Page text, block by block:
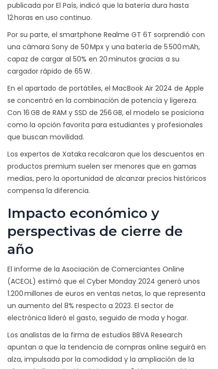
publicada por El País, indicó que la batería dura hasta
12 horas en uso continuo.
Por su parte, el smartphone Realme GT 6T sorprendió con
una cámara Sony de 50 Mpx y una batería de 5 500 mAh,
capaz de cargar al 50% en 20 minutos gracias a su
cargador rápido de 65 W.
En el apartado de portátiles, el MacBook Air 2024 de Apple
se concentró en la combinación de potencia y ligereza.
Con 16 GB de RAM y SSD de 256 GB, el modelo se posiciona
como la opción favorita para estudiantes y profesionales
que buscan movilidad.
Los expertos de Xataka recalcaron que los descuentos en
productos premium suelen ser menores que en gamas
medias, pero la oportunidad de alcanzar precios históricos
compensa la diferencia.
Impacto económico y
perspectivas de cierre de
año
El informe de la Asociación de Comerciantes Online
(ACEOL) estimó que el Cyber Monday 2024 generó unos
1.200 millones de euros en ventas netas, lo que representa
un aumento del 8% respecto a 2023. El sector de
electrónica lideró el gasto, seguido de moda y hogar.
Los analistas de la firma de estudios BBVA Research
apuntan a que la tendencia de compras online seguirá en
alza, impulsada por la comodidad y la ampliación de la